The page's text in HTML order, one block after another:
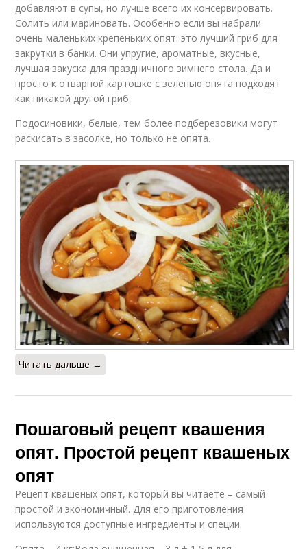
добавляют в супы, но лучше всего их консервировать.
Солить или мариновать. Особенно если вы набрали
очень маленьких крепеньких опят: это лучший гриб для
закрутки в банки. Они упругие, ароматные, вкусные,
лучшая закуска для праздничного зимнего стола. Да и
просто к отварной картошке с зеленью опята подходят
как никакой другой гриб.
Подосиновики, белые, тем более подберезовики могут
раскисать в засолке, но только не опята.
Читать дальше →
Пошаговый рецепт квашения
опят. Простой рецепт квашеных
опят
Рецепт квашеных опят, который вы читаете – самый
простой и экономичный. Для его приготовления
используются доступные ингредиенты и специи.